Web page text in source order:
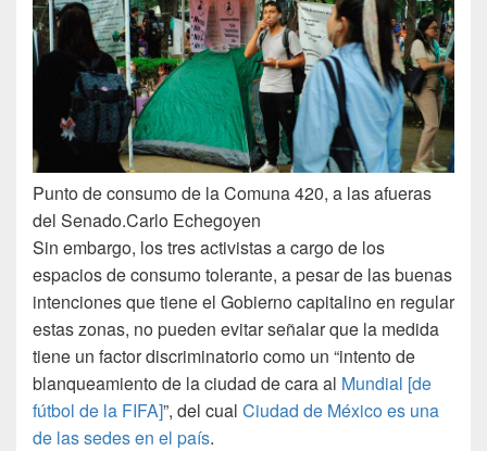
Punto de consumo de la Comuna 420, a las afueras
del Senado.Carlo Echegoyen
Sin embargo, los tres activistas a cargo de los
espacios de consumo tolerante, a pesar de las buenas
intenciones que tiene el Gobierno capitalino en regular
estas zonas, no pueden evitar señalar que la medida
tiene un factor discriminatorio como un “intento de
blanqueamiento de la ciudad de cara al Mundial [de
fútbol de la FIFA]”, del cual Ciudad de México es una
de las sedes en el país.